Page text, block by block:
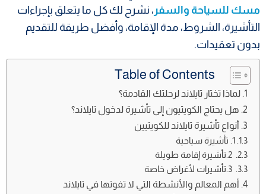
مسك للسياحة والسفر ، نشرح لك كل ما يتعلق بإجراءات
التأشيرة، الشروط، مدة الإقامة، وأفضل طريقة للتقديم
بدون تعقيدات.
Table of Contents
لماذا تختار تايلاند لرحلتك القادمة؟
هل يحتاج الكويتيون إلى تأشيرة لدخول تايلاند؟
أنواع تأشيرة تايلاند للكويتيين
1. تأشيرة سياحية
أهم المعالم والأنشطة التي لا تفوتها في تايلاند